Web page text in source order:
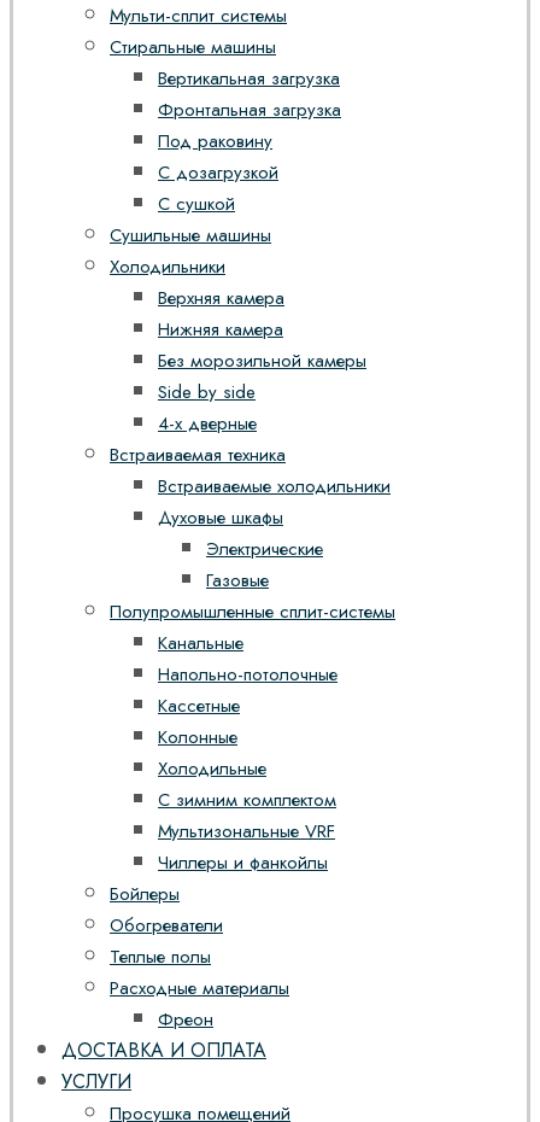
Мульти-сплит системы
Стиральные машины
Вертикальная загрузка
Фронтальная загрузка
Под раковину
С дозагрузкой
С сушкой
Сушильные машины
Холодильники
Верхняя камера
Нижняя камера
Без морозильной камеры
Side by side
4-х дверные
Встраиваемая техника
Встраиваемые холодильники
Духовые шкафы
Электрические
Газовые
Полупромышленные сплит-системы
Канальные
Напольно-потолочные
Кассетные
Колонные
Холодильные
С зимним комплектом
Мультизональные VRF
Чиллеры и фанкойлы
Бойлеры
Обогреватели
Теплые полы
Расходные материалы
Фреон
ДОСТАВКА И ОПЛАТА
УСЛУГИ
Просушка помещений